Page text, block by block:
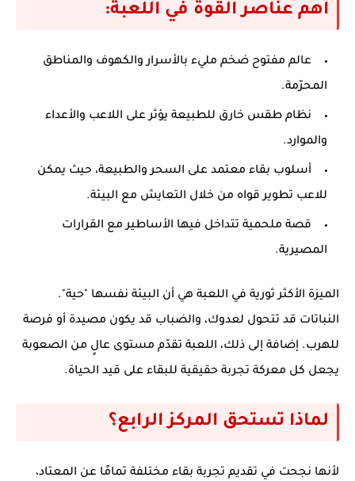
أهم عناصر القوة في اللعبة:
عالم مفتوح ضخم مليء بالأسرار والكهوف والمناطق
المحرّمة.
نظام طقس خارق للطبيعة يؤثر على اللاعب والأعداء
والموارد.
أسلوب بقاء معتمد على السحر والطبيعة، حيث يمكن
للاعب تطوير قواه من خلال التعايش مع البيئة.
قصة ملحمية تتداخل فيها الأساطير مع القرارات
المصيرية.
الميزة الأكثر ثورية في اللعبة هي أن البيئة نفسها "حية".
النباتات قد تتحول لعدوك، والضباب قد يكون مصيدة أو فرصة
للهرب. إضافة إلى ذلك، اللعبة تقدّم مستوى عالٍ من الصعوبة
يجعل كل معركة تجربة حقيقية للبقاء على قيد الحياة.
لماذا تستحق المركز الرابع؟
لأنها نجحت في تقديم تجربة بقاء مختلفة تمامًا عن المعتاد،